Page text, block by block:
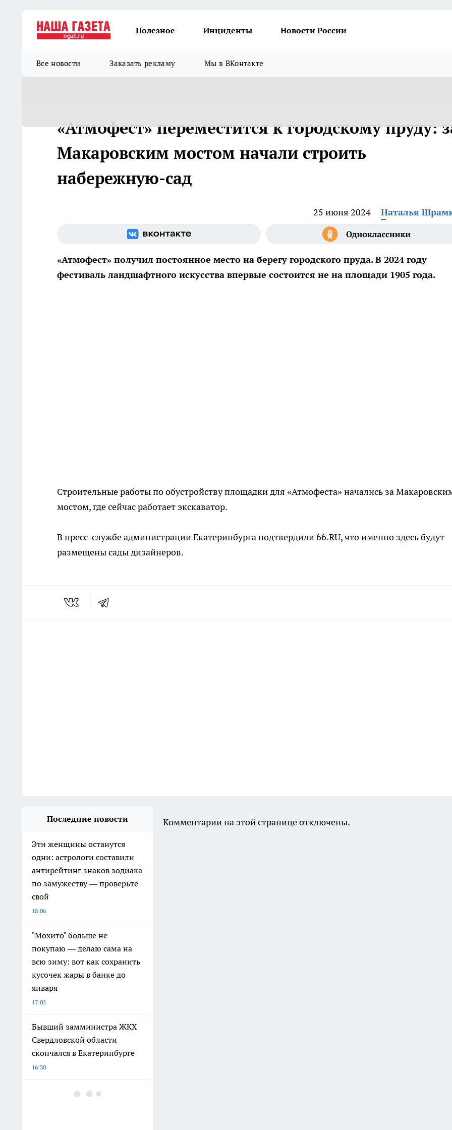
Полезное Инциденты Новости России
Все новости Заказать рекламу Мы в ВКонтакте
«Атмофест» переместится к городскому пруду:
Макаровским мостом начали строить
набережную-сад
25 июня 2024 Наталья
«Атмофест» получил постоянное место на берегу городского пруда. В 2024 году
фестиваль ландшафтного искусства впервые состоится не на площади 1905 года.
Строительные работы по обустройству площадки для «Атмофеста» начались за
мостом, где сейчас работает экскаватор.
В пресс-службе администрации Екатеринбурга подтвердили 66.RU, что именно здесь будут
размещены сады дизайнеров.
Последние новости
Эти женщины останутся
одни: астрологи составили
антирейтинг знаков зодиака
по замужеству — проверьте
свой
18:06
"Мохито" больше не
покупаю — делаю сама на
всю зиму: вот как сохранить
кусочек жары в банке до
января
17:02
Бывший замминистра ЖКХ
Свердловской области
скончался в Екатеринбурге
16:30
В Свердловской области
Комментарии на этой странице отключены.